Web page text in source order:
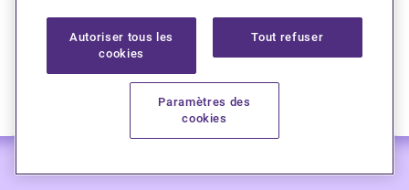
— Jason W. (Langley, C.-B.)
Autoriser tous les
cookies
Tout refuser
Paramètres des
cookies